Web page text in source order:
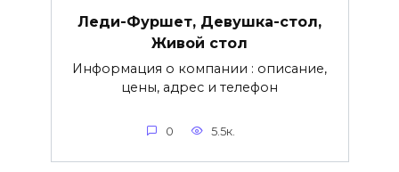
Леди-Фуршет, Девушка-стол,
Живой стол
Информация о компании : описание,
цены, адрес и телефон
0 5.5к.